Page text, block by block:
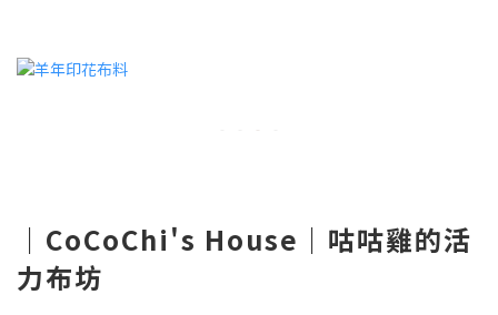
｜CoCoChi's House｜咕咕雞的活
力布坊